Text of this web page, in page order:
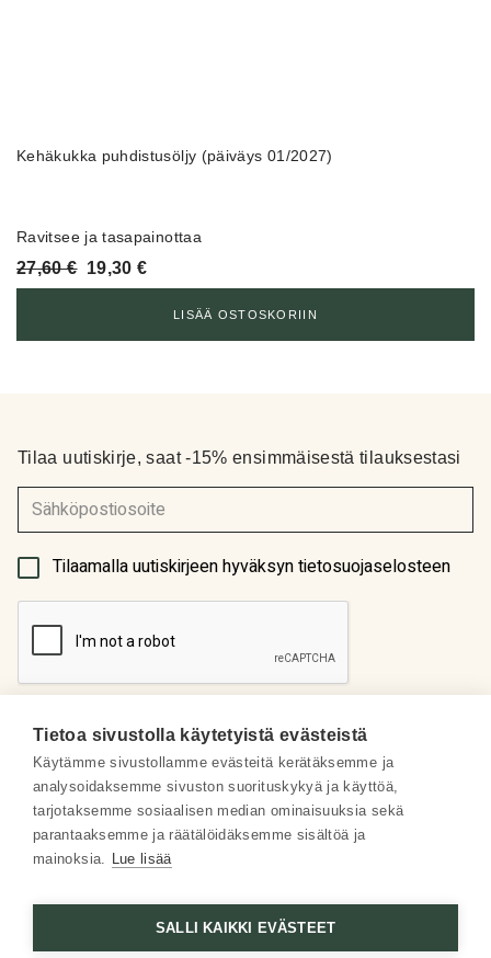
Kehäkukka puhdistusöljy (päiväys 01/2027)
Ravitsee ja tasapainottaa
27,60€ Alkuperäinen
hinta
19,30€Nykyinen
hinta
on: LISÄÄ OSTOSKORIIN
Meistä
Some
Asiakaspalvelu
Tilaa uutiskirje, saat -15% ensimmäisestä tilauksestasi
(Pakollinen)
Tilaamalla uutiskirjeen hyväksyn tietosuojaselosteen
Tietoa sivustolla käytetyistä evästeistä
Käytämme sivustollamme evästeitä kerätäksemme ja
analysoidaksemme sivuston suorituskykyä ja käyttöä,
tarjotaksemme sosiaalisen median ominaisuuksia sekä
parantaaksemme ja räätälöidäksemme sisältöä ja
mainoksia. Lue lisää
SALLI KAIKKI EVÄSTEET